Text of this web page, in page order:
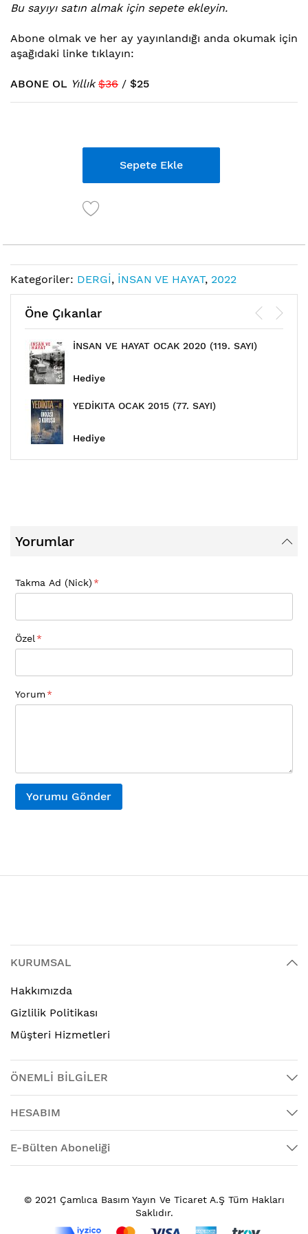
atla
Bu sayıyı satın almak için sepete ekleyin.
Abone olmak ve her ay yayınlandığı anda okumak için
aşağıdaki linke tıklayın:
ABONE OL Yıllık $36 / $25
Sepete Ekle
Kategoriler: DERGİ, İNSAN VE HAYAT, 2022
Öne Çıkanlar
İNSAN VE HAYAT OCAK 2020 (119. SAYI)
Hediye
YEDİKITA OCAK 2015 (77. SAYI)
Hediye
Yorumlar
Takma Ad (Nick)
Özel
Yorum
Yorumu Gönder
KURUMSAL
Hakkımızda
Gizlilik Politikası
Müşteri Hizmetleri
ÖNEMLİ BİLGİLER
HESABIM
E-Bülten Aboneliği
© 2021 Çamlıca Basım Yayın Ve Ticaret A.Ş Tüm Hakları
Saklıdır.